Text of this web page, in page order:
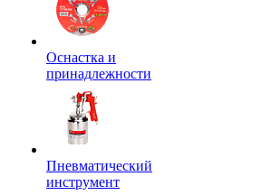
Оснастка и
принадлежности
Пневматический
инструмент